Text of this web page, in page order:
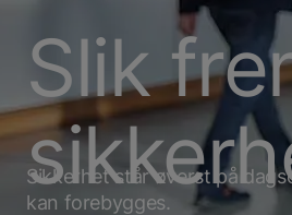
Slik
Sikkerhet står øverst på
kan forebygges.